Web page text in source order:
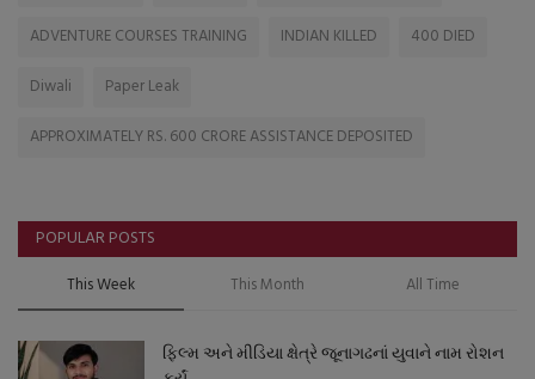
ADVENTURE COURSES TRAINING
INDIAN KILLED
400 DIED
Diwali
Paper Leak
APPROXIMATELY RS. 600 CRORE ASSISTANCE DEPOSITED
POPULAR POSTS
This Week This Month All Time
ફિલ્મ અને મીડિયા ક્ષેત્રે જૂનાગઢનાં યુવાને નામ રોશન